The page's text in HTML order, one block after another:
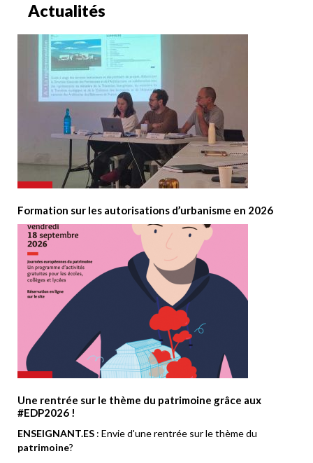
Actualités
Formation sur les autorisations d’urbanisme en 2026
Une rentrée sur le thème du patrimoine grâce aux
#EDP2026 !
ENSEIGNANT.ES : Envie d'une rentrée sur le thème du
patrimoine?